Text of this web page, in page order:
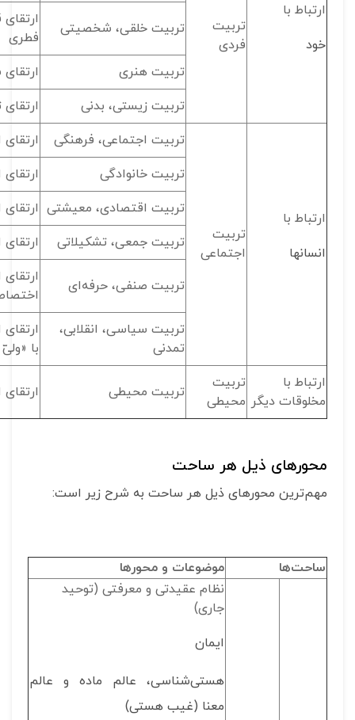
ارتباط با
خود
تربیت
فردی
تربیت خلقی، شخصیتی
فطری
تربیت هنری
تربیت زیستی، بدنی
ارتباط با
انسان­ها
تربیت
اجتماعی
تربیت اجتماعی، فرهنگی
تربیت خانوادگی
تربیت اقتصادی، معیشتی
تربیت جمعی، تشکیلاتی
تربیت صنفی، حرفه‌ای
تربیت سیاسی، انقلابی،
تمدنی
با
ارتباط با
مخلوقات دیگر
تربیت
محیطی
تربیت محیطی
محورهای ذیل هر ساحت
مهم‌ترین محورهای ذیل هر ساحت به شرح زیر است:
ساحت‌ها موضوعات و محورها
نظام عقیدتی و معرفتی (توحید
جاری)
ایمان
هستی‌شناسی، عالم ماده و عالم
معنا (غیب هستی)